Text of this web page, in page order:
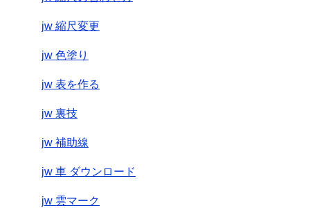
jw 縮尺変更
jw 色塗り
jw 表を作る
jw 裏技
jw 補助線
jw 車 ダウンロード
jw 雲マーク